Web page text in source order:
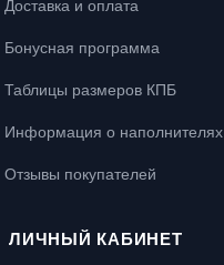
Доставка и оплата
Бонусная программа
Таблицы размеров КПБ
Информация о наполнителях
Отзывы покупателей
ЛИЧНЫЙ КАБИНЕТ